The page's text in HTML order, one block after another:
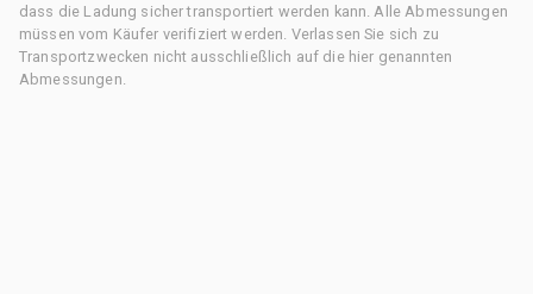
dass die Ladung sicher transportiert werden kann. Alle Abmessungen
müssen vom Käufer verifiziert werden. Verlassen Sie sich zu
Transportzwecken nicht ausschließlich auf die hier genannten
Abmessungen.